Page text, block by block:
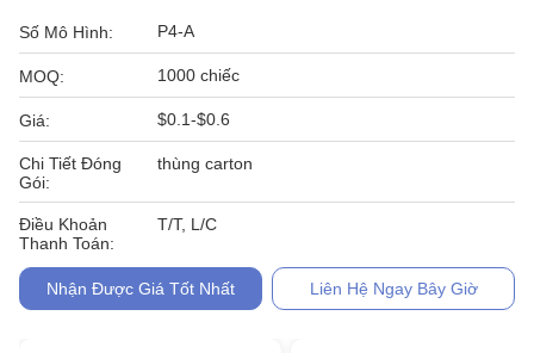
Số Mô Hình: P4-A
MOQ: 1000 chiếc
Giá: $0.1-$0.6
Chi Tiết Đóng
Gói:
thùng carton
Điều Khoản
Thanh Toán:
T/T, L/C
Nhận Được Giá Tốt Nhất Liên Hệ Ngay Bây Giờ